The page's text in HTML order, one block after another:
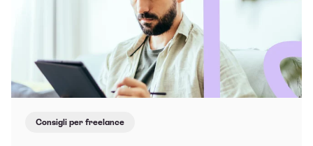
Consigli per freelance